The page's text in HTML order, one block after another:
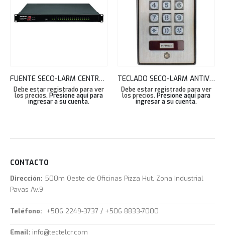
FUENTE SECO-LARM CENTRALIZADA MONTAJE RACK 18 SALIDAS 20A 1U PH-U1820-PULQ
Debe estar registrado para ver
los precios. Presione aquí para
ingresar a su cuenta.
TECLADO SECO-LARM ANTIVANDALICO IP66 1000 USER 2 SALIDAS LECTOR PROXIMIDAD SK-1123-SPQ
Debe estar registrado para ver
los precios. Presione aquí para
ingresar a su cuenta.
CONTACTO
Dirección: 500m Oeste de Oficinas Pizza Hut, Zona Industrial
Pavas Av.9
Teléfono: +506 2249-3737 / +506 8833-7000
Email: info@tectelcr.com